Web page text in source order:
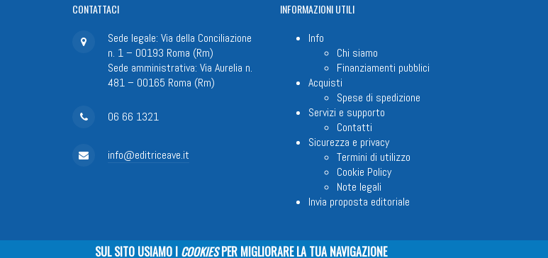
CONTATTACI
Sede legale: Via della Conciliazione
n. 1 – 00193 Roma (Rm)
Sede amministrativa: Via Aurelia n.
481 – 00165 Roma (Rm)
06 66 1321
info@editriceave.it
INFORMAZIONIUTILI
Info
Chi siamo
Finanziamenti pubblici
Acquisti
Spese di spedizione
Servizi e supporto
Contatti
Sicurezza e privacy
Termini di utilizzo
Cookie Policy
Note legali
Invia proposta editoriale
SUL SITO USIAMO I COOKIESPER MIGLIORARE LA TUA NAVIGAZIONE